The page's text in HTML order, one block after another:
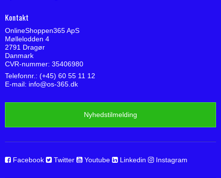
Kontakt
OnlineShoppen365 ApS
Møllelodden 4
2791 Dragør
Danmark
CVR-nummer: 35406980
Telefonnr.: (+45) 60 55 11 12
E-mail: info@os-365.dk
Nyhedstilmelding
Facebook Twitter Youtube Linkedin Instagram